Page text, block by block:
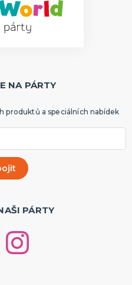
NA PÁRTY
produktů a speciálních nabídek
PÁRTY